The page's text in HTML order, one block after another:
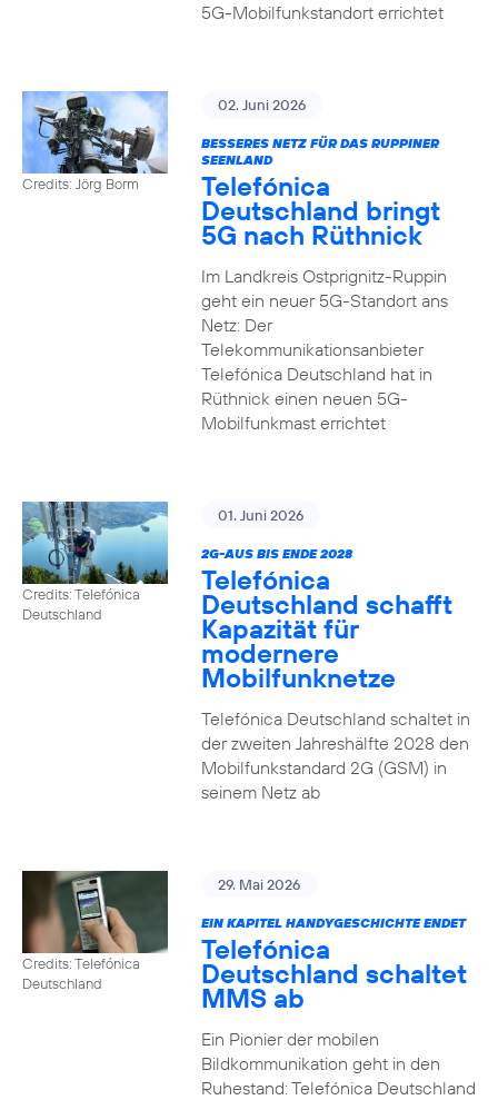
5G-Mobilfunkstandort errichtet
Credits: Jörg Borm
02. Juni 2026
BESSERES NETZ FÜR DAS RUPPINER
SEENLAND
Telefónica
Deutschland bringt
5G nach Rüthnick
Im Landkreis Ostprignitz-Ruppin
geht ein neuer 5G-Standort ans
Netz: Der
Telekommunikationsanbieter
Telefónica Deutschland hat in
Rüthnick einen neuen 5G-
Mobilfunkmast errichtet
Credits: Telefónica
Deutschland
01. Juni 2026
2G-AUS BIS ENDE 2028
Telefónica
Deutschland schafft
Kapazität für
modernere
Mobilfunknetze
Telefónica Deutschland schaltet in
der zweiten Jahreshälfte 2028 den
Mobilfunkstandard 2G (GSM) in
seinem Netz ab
Credits: Telefónica
Deutschland
29. Mai 2026
EIN KAPITEL HANDYGESCHICHTE ENDET
Telefónica
Deutschland schaltet
MMS ab
Ein Pionier der mobilen
Bildkommunikation geht in den
Ruhestand: Telefónica Deutschland